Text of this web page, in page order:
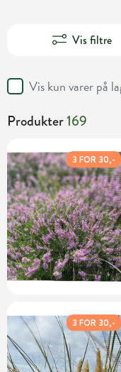
Vis filtre
Vis kun varer på
Produkter169
3 FOR 30,-
3 FOR 30,-